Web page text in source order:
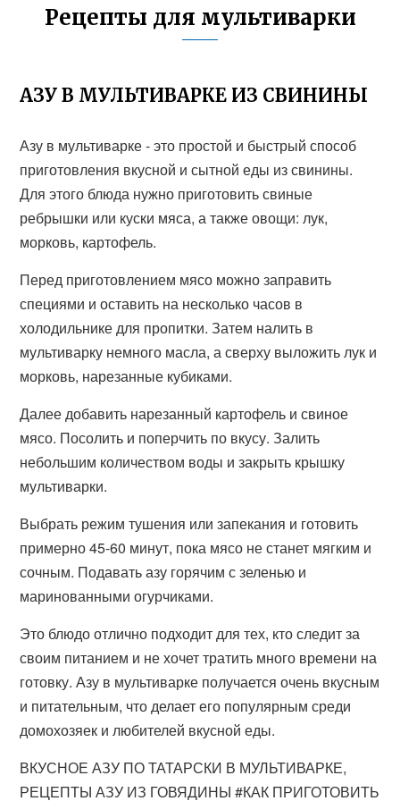
Рецепты для мультиварки
АЗУ В МУЛЬТИВАРКЕ ИЗ СВИНИНЫ
Азу в мультиварке - это простой и быстрый способ
приготовления вкусной и сытной еды из свинины.
Для этого блюда нужно приготовить свиные
ребрышки или куски мяса, а также овощи: лук,
морковь, картофель.
Перед приготовлением мясо можно заправить
специями и оставить на несколько часов в
холодильнике для пропитки. Затем налить в
мультиварку немного масла, а сверху выложить лук и
морковь, нарезанные кубиками.
Далее добавить нарезанный картофель и свиное
мясо. Посолить и поперчить по вкусу. Залить
небольшим количеством воды и закрыть крышку
мультиварки.
Выбрать режим тушения или запекания и готовить
примерно 45-60 минут, пока мясо не станет мягким и
сочным. Подавать азу горячим с зеленью и
маринованными огурчиками.
Это блюдо отлично подходит для тех, кто следит за
своим питанием и не хочет тратить много времени на
готовку. Азу в мультиварке получается очень вкусным
и питательным, что делает его популярным среди
домохозяек и любителей вкусной еды.
ВКУСНОЕ АЗУ ПО ТАТАРСКИ В МУЛЬТИВАРКЕ,
РЕЦЕПТЫ АЗУ ИЗ ГОВЯДИНЫ #КАК ПРИГОТОВИТЬ